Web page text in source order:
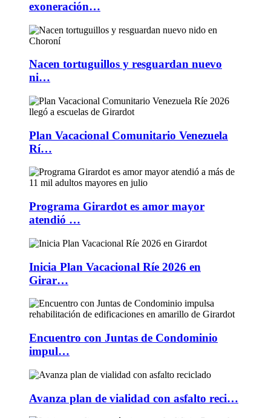
exoneración…
Nacen tortuguillos y resguardan nuevo
ni…
Plan Vacacional Comunitario Venezuela
Rí…
Programa Girardot es amor mayor
atendió …
Inicia Plan Vacacional Ríe 2026 en
Girar…
Encuentro con Juntas de Condominio
impul…
Avanza plan de vialidad con asfalto reci…